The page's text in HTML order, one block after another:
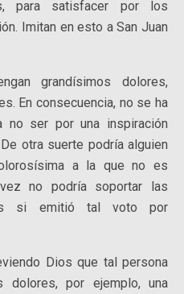
para satisfacer por los
Imitan en esto a San Juan
grandísimos dolores,
En consecuencia, no se ha
no ser por una inspiración
otra suerte podría alguien
a la que no es
no podría soportar las
si emitió tal voto por
Dios que tal persona
dolores, por ejemplo, una